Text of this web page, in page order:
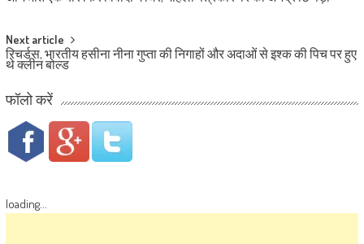
Next article
रिचर्डस, भारतीय हसीना नीना गुप्ता की निगाहों और अदाओं से इश्क की पिच पर हुए
थे क्लीन बोल्ड
फॉलो करें
loading...